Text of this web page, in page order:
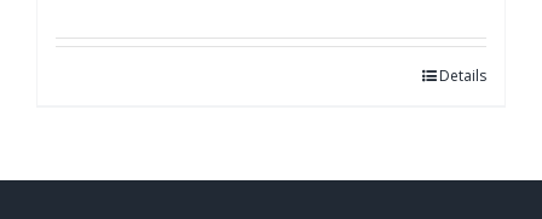
Details